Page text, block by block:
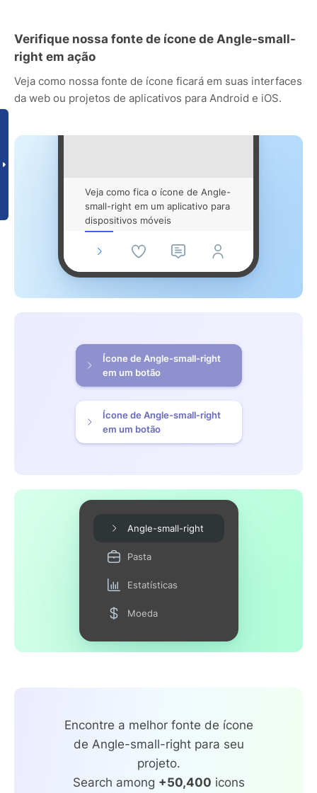
Verifique nossa fonte de ícone de Angle-small-
right em ação
Veja como nossa fonte de ícone ficará em suas interfaces
da web ou projetos de aplicativos para Android e iOS.
Veja como fica o ícone de Angle-
small-right em um aplicativo para
dispositivos móveis
Ícone de Angle-small-right
em um botão
Ícone de Angle-small-right
em um botão
Angle-small-right
Pasta
Estatísticas
Moeda
Encontre a melhor fonte de ícone
de Angle-small-right para seu
projeto.
Search among +50,400 icons